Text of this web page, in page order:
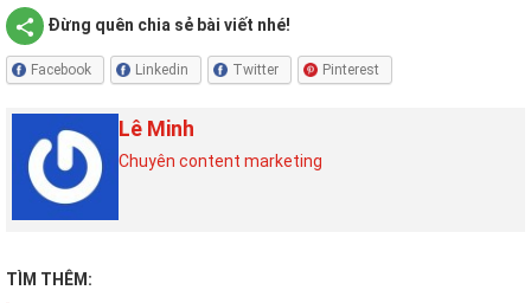
Đừng quên chia sẻ bài viết nhé!
Facebook Linkedin Twitter Pinterest
Lê Minh
Chuyên content marketing
TÌM THÊM: